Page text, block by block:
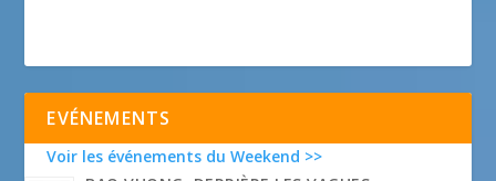
EVÉNEMENTS
Voir les événements du Weekend >>